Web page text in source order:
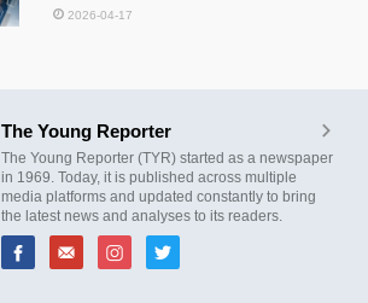
2026-04-17
The Young Reporter
The Young Reporter (TYR) started as a newspaper
in 1969. Today, it is published across multiple
media platforms and updated constantly to bring
the latest news and analyses to its readers.